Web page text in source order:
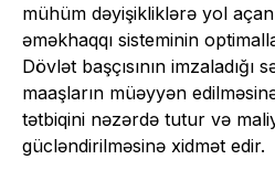
mühüm dəyişikliklərə yol
əməkhaqqı sisteminin
Dövlət başçısının
maaşların müəyyən
tətbiqini nəzərdə tutur və
gücləndirilməsinə xidmət edir.